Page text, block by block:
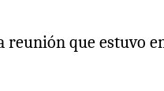
que estuvo